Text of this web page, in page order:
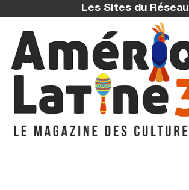
Les Sites du Réseau